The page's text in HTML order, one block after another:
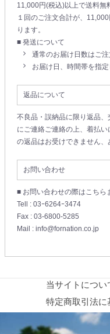
11,000円(税込)以上で送料無
１回のご注文合計が、
ります。
■ 発送について
通常のお届け日数はご注
お届け日、時間帯を指定
返品について
不良品・誤納品に限り返品
にご連絡ご連絡の上、着払
の返品はお受けできません、
お問い合わせ
■ お問い合わせの際はこちら
Tell : 03ｰ6264ｰ3474
Fax : 03-6800-5285
Mail : info@fornation.co.jp
当サイトについ
特定商取引法に